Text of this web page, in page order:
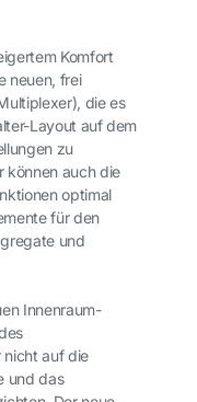
Komfort
neuen, frei
die es
Layout auf dem
zu
können auch die
optimal
für den
und
Innenraum-
nicht auf die
und das